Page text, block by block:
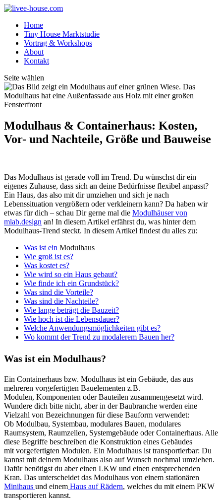
Home
Tiny House Marktstudie
Vortrag & Workshops
About
Kontakt
Seite wählen
Modulhaus & Containerhaus: Kosten,
Vor- und Nachteile, Größe und Bauweise
Das Modulhaus ist gerade voll im Trend. Du wünschst dir ein
eigenes Zuhause, dass sich an deine Bedürfnisse flexibel anpasst?
Ein Haus, das also mit dir umziehen und sich je nach
Lebenssituation vergrößern oder verkleinern kann? Da haben wir
etwas für dich – schau Dir gerne mal die Modulhäuser von
mlab.design an! In diesem Artikel erfährst du, was hinter dem
Modulhaus-Trend steckt. In diesem Artikel findest du alles zu:
Was ist ein Modulhaus
Wie groß ist es?
Was kostet es?
Wie wird so ein Haus gebaut?
Wie finde ich ein Grundstück?
Was sind die Vorteile?
Was sind die Nachteile?
Wie lange beträgt die Bauzeit?
Wie hoch ist die Lebensdauer?
Welche Anwendungsmöglichkeiten gibt es?
Wo kommt der Trend zu modalerem Bauen her?
Was ist ein Modulhaus?
Ein Containerhaus bzw. Modulhaus ist ein Gebäude, das aus
mehreren vorgefertigten Bauelementen z.B.
Modulen, Komponenten oder Bauteilen zusammengesetzt wird.
Wundere dich bitte nicht, aber in der Baubranche werden eine
Vielzahl von Bezeichnungen für diese Bauform verwendet:
Ob Modulbau, Systembau, modulares Bauen, modulares
Raumsystem, Raumzellen, Systemgebäude oder Containerhaus. Alle
diese Begriffe beschreiben die Konstruktion eines Gebäudes
mit vorgefertigten Modulen. Ein Modulhaus ist transportierbar: Du
kannst mit deinem Modulhaus also auf Wunsch nochmal umziehen.
Dafür benötigst du aber einen LKW und einen entsprechenden
Kran. Das unterscheidet das Modulhaus von einem stationären
Minihaus und einem Haus auf Rädern, welches du mit einem PKW
transportieren kannst.